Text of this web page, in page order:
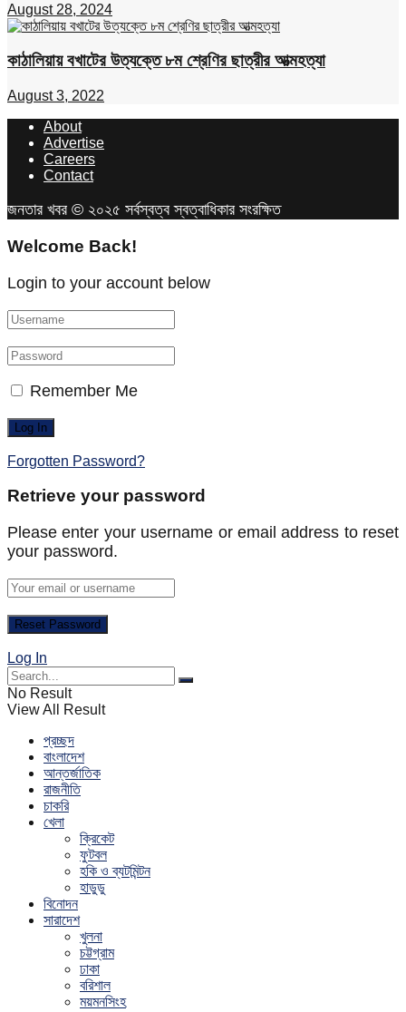
August 28, 2024
কাঠালিয়ায় বখাটের উত্যক্তে ৮ম শ্রেণির ছাত্রীর আত্মহত্যা
August 3, 2022
About
Advertise
Careers
Contact
জনতার খবর © ২০২৫ সর্বস্বত্ব স্বত্বাধিকার সংরক্ষিত
Welcome Back!
Login to your account below
Remember Me
Forgotten Password?
Retrieve your password
Please enter your username or email address to reset
your password.
Log In
No Result
View All Result
প্রচ্ছদ
বাংলাদেশ
আন্তর্জাতিক
রাজনীতি
চাকরি
খেলা
ক্রিকেট
ফুটবল
হকি ও ব্যটমিন্টন
হাডুডু
বিনোদন
সারাদেশ
খুলনা
চট্টগ্রাম
ঢাকা
বরিশাল
ময়মনসিংহ